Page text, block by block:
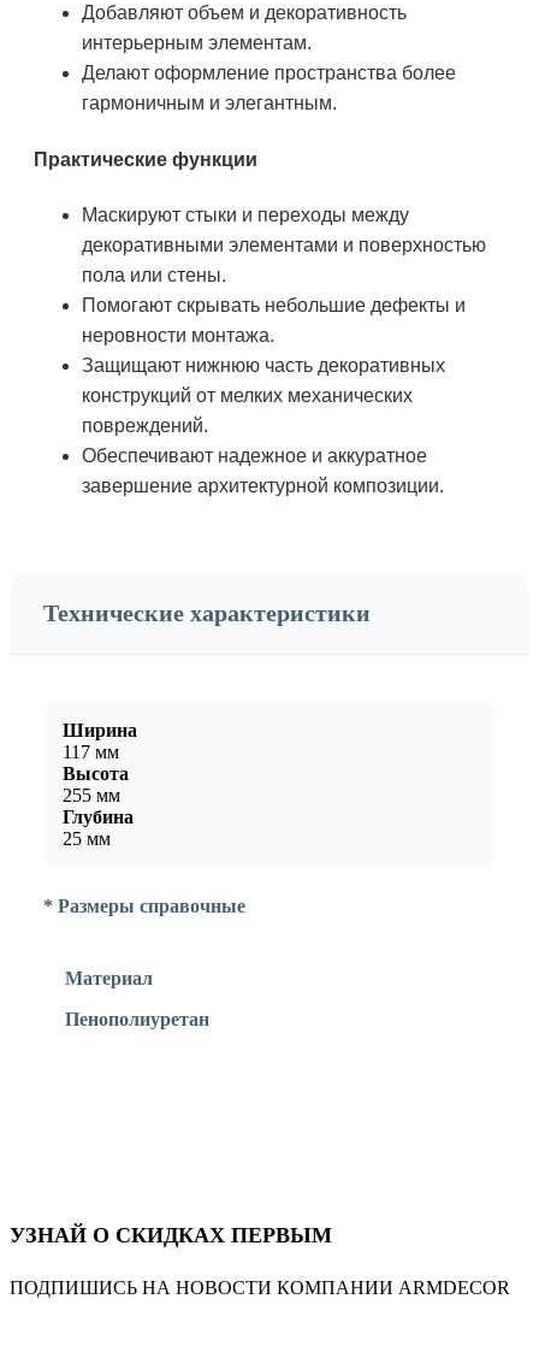
Добавляют объем и декоративность
интерьерным элементам.
Делают оформление пространства более
гармоничным и элегантным.
Практические функции
Маскируют стыки и переходы между
декоративными элементами и поверхностью
пола или стены.
Помогают скрывать небольшие дефекты и
неровности монтажа.
Защищают нижнюю часть декоративных
конструкций от мелких механических
повреждений.
Обеспечивают надежное и аккуратное
завершение архитектурной композиции.
Технические характеристики
Ширина
117 мм
Высота
255 мм
Глубина
25 мм
* Размеры справочные
Материал
Пенополиуретан
УЗНАЙ О СКИДКАХ ПЕРВЫМ
ПОДПИШИСЬ НА НОВОСТИ КОМПАНИИ ARMDECOR